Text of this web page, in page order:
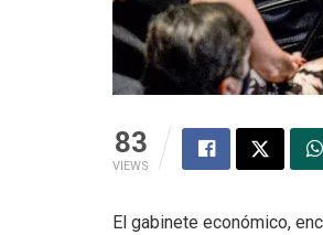
83
VIEWS
El gabinete económico,